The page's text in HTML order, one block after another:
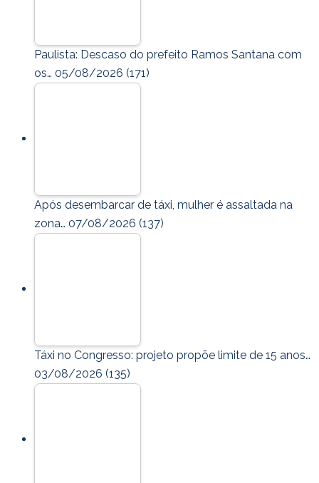
Paulista: Descaso do prefeito Ramos Santana com
os… 05/08/2026 (171)
Após desembarcar de táxi, mulher é assaltada na
zona… 07/08/2026 (137)
Táxi no Congresso: projeto propõe limite de 15 anos…
03/08/2026 (135)